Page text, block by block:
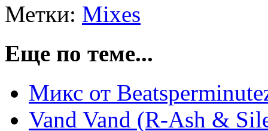
Метки: Mixes
Еще по теме...
Микс от
Vand Vand (R-Ash &